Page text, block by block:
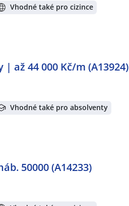
Vhodné také pro cizince
až 44 000 Kč/m (A13924)
Vhodné také pro absolventy
50000 (A14233)